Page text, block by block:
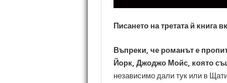
Писането на третата й
Въпреки, че романът е
Йорк, Джоджо Мойс, която
независимо дали тук или в